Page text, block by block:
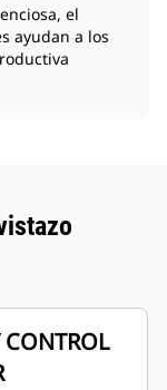
el
ayudan a los